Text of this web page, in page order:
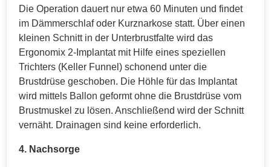
Die Operation dauert nur etwa 60 Minuten und findet
im Dämmerschlaf oder Kurznarkose statt. Über einen
kleinen Schnitt in der Unterbrustfalte wird das
Ergonomix 2-Implantat mit Hilfe eines speziellen
Trichters (Keller Funnel) schonend unter die
Brustdrüse geschoben. Die Höhle für das Implantat
wird mittels Ballon geformt ohne die Brustdrüse vom
Brustmuskel zu lösen. Anschließend wird der Schnitt
vernäht. Drainagen sind keine erforderlich.
4. Nachsorge